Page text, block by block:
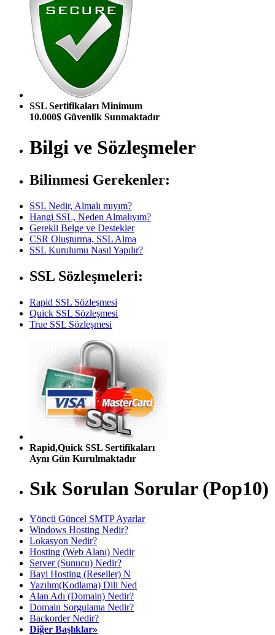
SSL Sertifikaları Minimum
10.000$ Güvenlik Sunmaktadır
Bilgi ve Sözleşmeler
Bilinmesi Gerekenler:
SSL Nedir, Almalı mıyım?
Hangi SSL, Neden Almalıyım?
Gerekli Belge ve Destekler
CSR Oluşturma, SSL Alma
SSL Kurulumu Nasıl Yapılır?
SSL Sözleşmeleri:
Rapid SSL Sözleşmesi
Quick SSL Sözleşmesi
True SSL Sözleşmesi
Rapid,Quick SSL Sertifikaları
Aynı Gün Kurulmaktadır
Sık Sorulan Sorular (Pop10)
Yöncü Güncel SMTP Ayarlar
Windows Hosting Nedir?
Lokasyon Nedir?
Hosting (Web Alanı) Nedir
Server (Sunucu) Nedir?
Bayi Hosting (Reseller) N
Yazılım(Kodlama) Dili Ned
Alan Adı (Domain) Nedir?
Domain Sorgulama Nedir?
Backorder Nedir?
Diğer Başlıklar»